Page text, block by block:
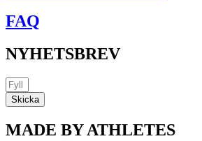
FAQ
NYHETSBREV
Skicka
MADE BY ATHLETES